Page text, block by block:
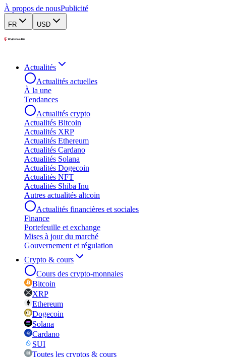
À propos de nousPublicité
FR USD
Actualités
Actualités actuelles
À la une
Tendances
Actualités crypto
Actualités Bitcoin
Actualités XRP
Actualités Ethereum
Actualités Cardano
Actualités Solana
Actualités Dogecoin
Actualités NFT
Actualités Shiba Inu
Autres actualités altcoin
Actualités financières et sociales
Finance
Portefeuille et exchange
Mises à jour du marché
Gouvernement et régulation
Crypto & cours
Cours des crypto-monnaies
Bitcoin
XRP
Ethereum
Dogecoin
Solana
Cardano
SUI
Toutes les cryptos & cours